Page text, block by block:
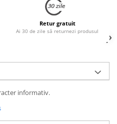
Retur gratuit
Ai 30 de zile să returnezi produsul
informativ.